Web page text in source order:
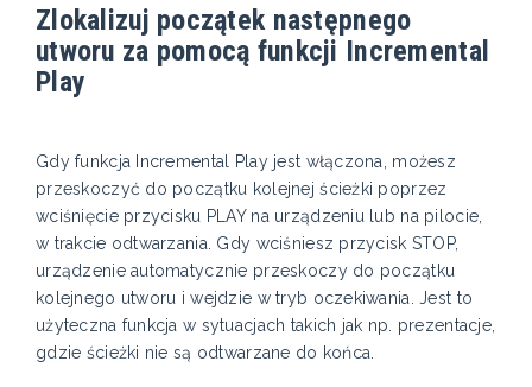
Zlokalizuj początek następnego
utworu za pomocą funkcji Incremental
Play
Gdy funkcja Incremental Play jest włączona, możesz
przeskoczyć do początku kolejnej ścieżki poprzez
wciśnięcie przycisku PLAY na urządzeniu lub na pilocie,
w trakcie odtwarzania. Gdy wciśniesz przycisk STOP,
urządzenie automatycznie przeskoczy do początku
kolejnego utworu i wejdzie w tryb oczekiwania. Jest to
użyteczna funkcja w sytuacjach takich jak np. prezentacje,
gdzie ścieżki nie są odtwarzane do końca.